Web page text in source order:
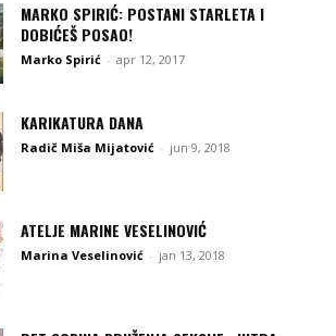
MARKO SPIRIĆ: POSTANI STARLETA I
DOBIĆEŠ POSAO!
Marko Spirić - apr 12, 2017
KARIKATURA DANA
Radič Miša Mijatović - jun 9, 2018
ATELJE MARINE VESELINOVIĆ
Marina Veselinović - jan 13, 2018